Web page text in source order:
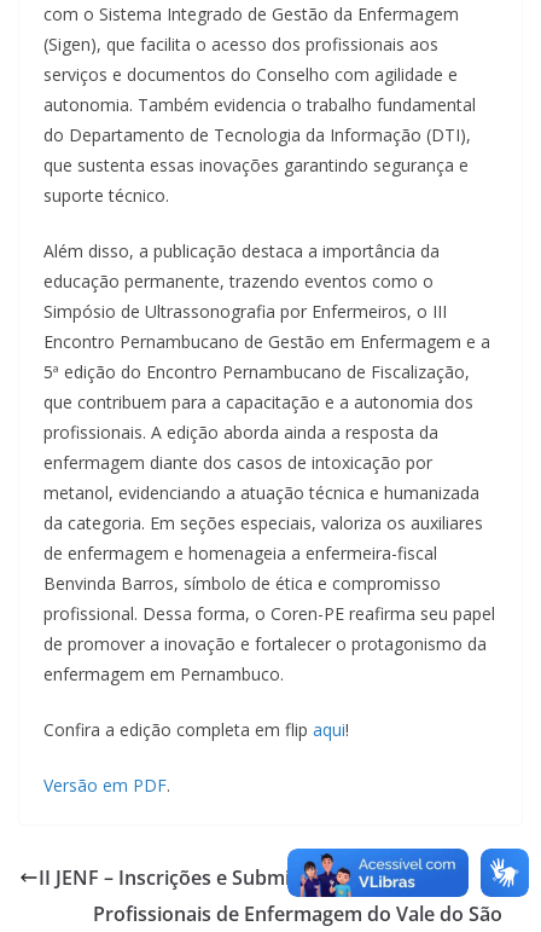
com o Sistema Integrado de Gestão da Enfermagem
(Sigen), que facilita o acesso dos profissionais aos
serviços e documentos do Conselho com agilidade e
autonomia. Também evidencia o trabalho fundamental
do Departamento de Tecnologia da Informação (DTI),
que sustenta essas inovações garantindo segurança e
suporte técnico.
Além disso, a publicação destaca a importância da
educação permanente, trazendo eventos como o
Simpósio de Ultrassonografia por Enfermeiros, o III
Encontro Pernambucano de Gestão em Enfermagem e a
5ª edição do Encontro Pernambucano de Fiscalização,
que contribuem para a capacitação e a autonomia dos
profissionais. A edição aborda ainda a resposta da
enfermagem diante dos casos de intoxicação por
metanol, evidenciando a atuação técnica e humanizada
da categoria. Em seções especiais, valoriza os auxiliares
de enfermagem e homenageia a enfermeira-fiscal
Benvinda Barros, símbolo de ética e compromisso
profissional. Dessa forma, o Coren-PE reafirma seu papel
de promover a inovação e fortalecer o protagonismo da
enfermagem em Pernambuco.
Confira a edição completa em flip aqui!
Versão em PDF.
II JENF – Inscrições e Submissão de Trabalhos
Profissionais de Enfermagem do Vale do São